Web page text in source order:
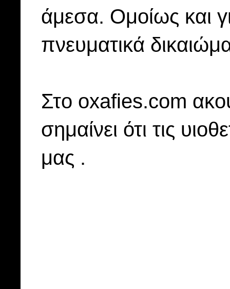
άμεσα. Ομοίως και
πνευματικά
Στo oxafies.com
σημαίνει ότι τις
μας .